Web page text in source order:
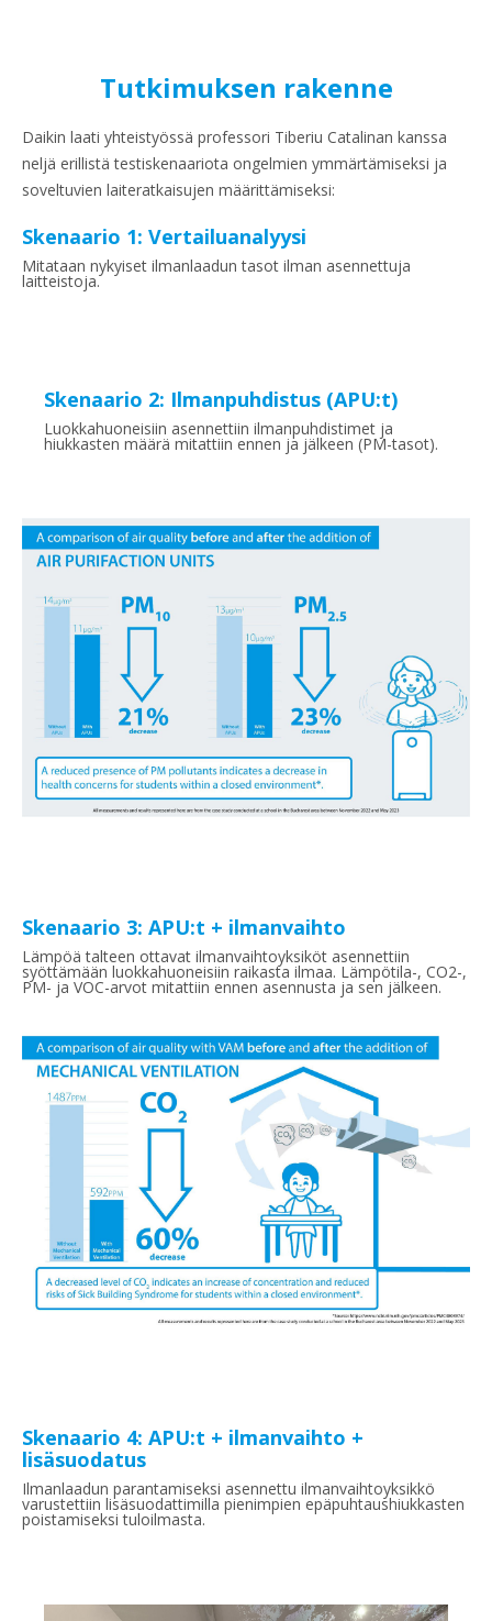
Tutkimuksen rakenne
Daikin laati yhteistyössä professori Tiberiu Catalinan kanssa
neljä erillistä testiskenaariota ongelmien ymmärtämiseksi ja
soveltuvien laiteratkaisujen määrittämiseksi:
Skenaario 1: Vertailuanalyysi
Mitataan nykyiset ilmanlaadun tasot ilman asennettuja
laitteistoja.
Skenaario 2: Ilmanpuhdistus (APU:t)
Luokkahuoneisiin asennettiin ilmanpuhdistimet ja
hiukkasten määrä mitattiin ennen ja jälkeen (PM-tasot).
Skenaario 3: APU:t + ilmanvaihto
Lämpöä talteen ottavat ilmanvaihtoyksiköt asennettiin
syöttämään luokkahuoneisiin raikasta ilmaa. Lämpötila-, CO2-,
PM- ja VOC-arvot mitattiin ennen asennusta ja sen jälkeen.
Skenaario 4: APU:t + ilmanvaihto +
lisäsuodatus
Ilmanlaadun parantamiseksi asennettu ilmanvaihtoyksikkö
varustettiin lisäsuodattimilla pienimpien epäpuhtaushiukkasten
poistamiseksi tuloilmasta.